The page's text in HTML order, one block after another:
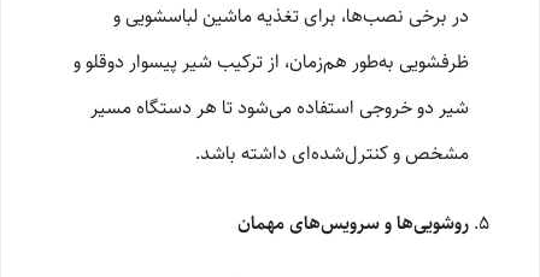
در برخی نصب‌ها، برای تغذیه ماشین لباسشویی و
ظرفشویی به‌طور هم‌زمان، از ترکیب شیر پیسوار دوقلو و
شیر دو خروجی استفاده می‌شود تا هر دستگاه مسیر
مشخص و کنترل‌شده‌ای داشته باشد.
روشویی‌ها و سرویس‌های مهمان